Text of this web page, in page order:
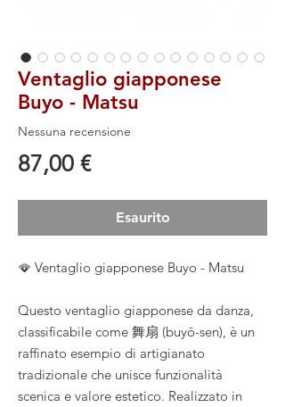
Ventaglio giapponese
Buyo - Matsu
Nessuna recensione
87,00 €Prezzo
Esaurito
🪭 Ventaglio giapponese Buyo - Matsu
Questo ventaglio giapponese da danza,
classificabile come 舞扇 (buyō-sen), è un
raffinato esempio di artigianato
tradizionale che unisce funzionalità
scenica e valore estetico. Realizzato in